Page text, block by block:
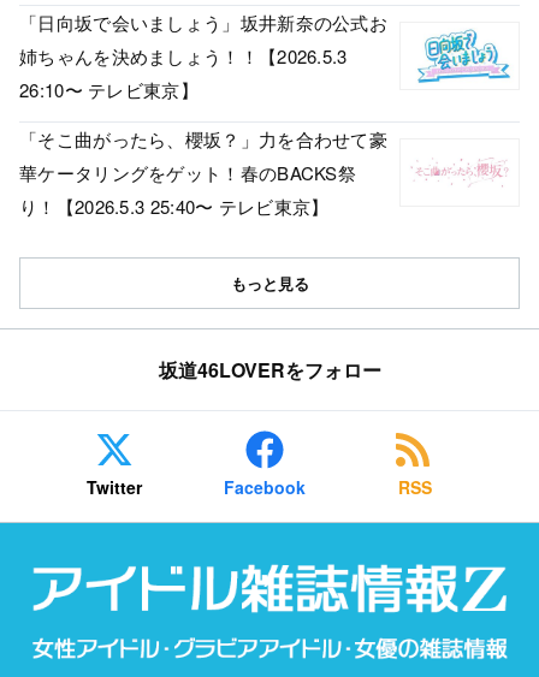
「日向坂で会いましょう」坂井新奈の公式お
姉ちゃんを決めましょう！！【2026.5.3
26:10〜 テレビ東京】
「そこ曲がったら、櫻坂？」力を合わせて豪
華ケータリングをゲット！春のBACKS祭
り！【2026.5.3 25:40〜 テレビ東京】
もっと見る
坂道46LOVERをフォロー
Twitter Facebook RSS